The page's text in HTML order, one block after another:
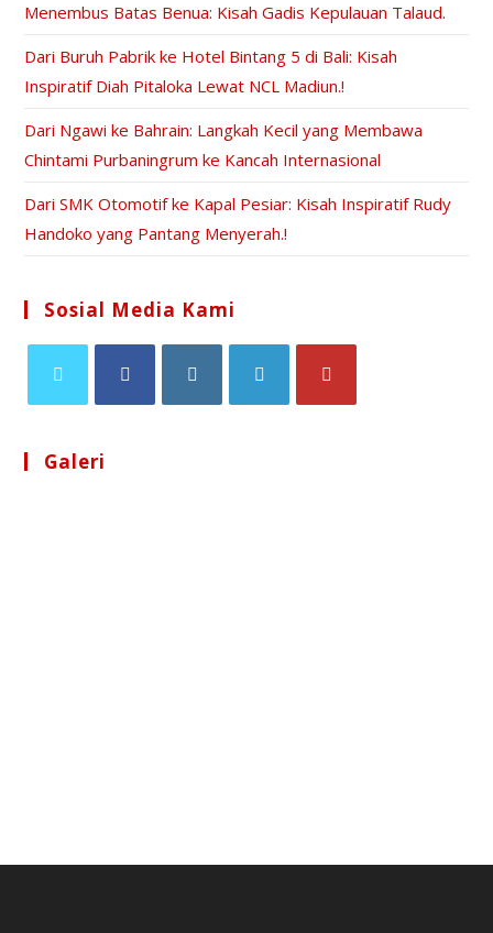
Menembus Batas Benua: Kisah Gadis Kepulauan Talaud.
Dari Buruh Pabrik ke Hotel Bintang 5 di Bali: Kisah
Inspiratif Diah Pitaloka Lewat NCL Madiun.!
Dari Ngawi ke Bahrain: Langkah Kecil yang Membawa
Chintami Purbaningrum ke Kancah Internasional
Dari SMK Otomotif ke Kapal Pesiar: Kisah Inspiratif Rudy
Handoko yang Pantang Menyerah.!
Sosial Media Kami
Galeri